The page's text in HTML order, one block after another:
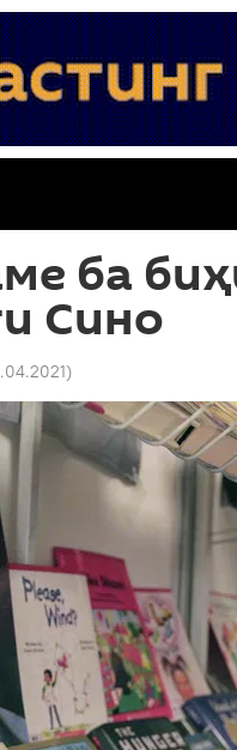
ба
Сино
)